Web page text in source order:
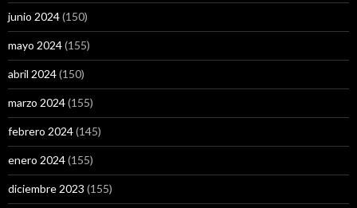
junio 2024(150)
mayo 2024(155)
abril 2024(150)
marzo 2024(155)
febrero 2024(145)
enero 2024(155)
diciembre 2023 (155)